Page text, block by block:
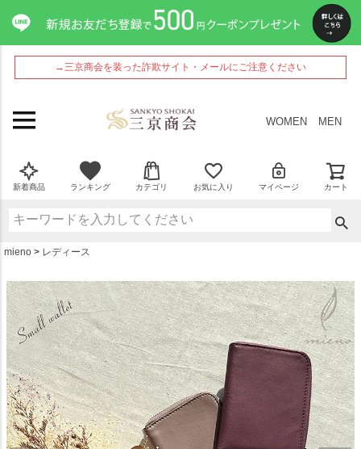
→三京商会を装った詐欺サイト・メールにご注意ください
WOMEN MEN
新着商品 ランキング カテゴリ お気に入り マイページ カート
mieno レディース
ペー
ジト
ップ
へ